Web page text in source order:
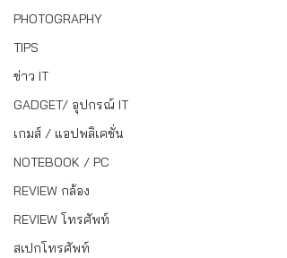
PHOTOGRAPHY
TIPS
ข่าว IT
GADGET/ อุปกรณ์ IT
เกมส์ / แอปพลิเคชั่น
NOTEBOOK / PC
REVIEW กล้อง
REVIEW โทรศัพท์
สเปกโทรศัพท์